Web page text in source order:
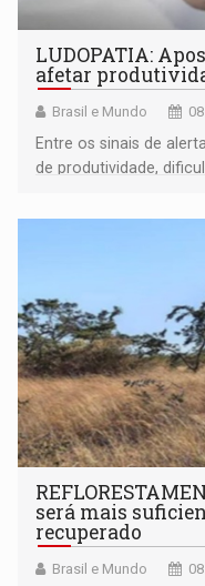
LUDOPATIA:
afetar
Brasil e Mundo
Entre os sinais de
de produtividade,
será mais
recuperado
Brasil e Mundo